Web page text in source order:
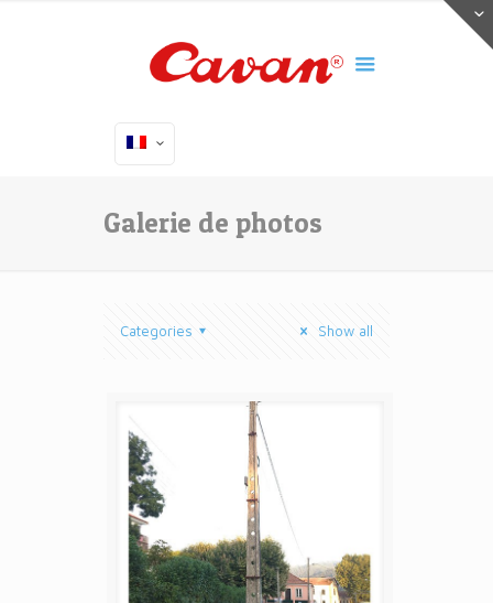
Galerie de photos
Categories Show all